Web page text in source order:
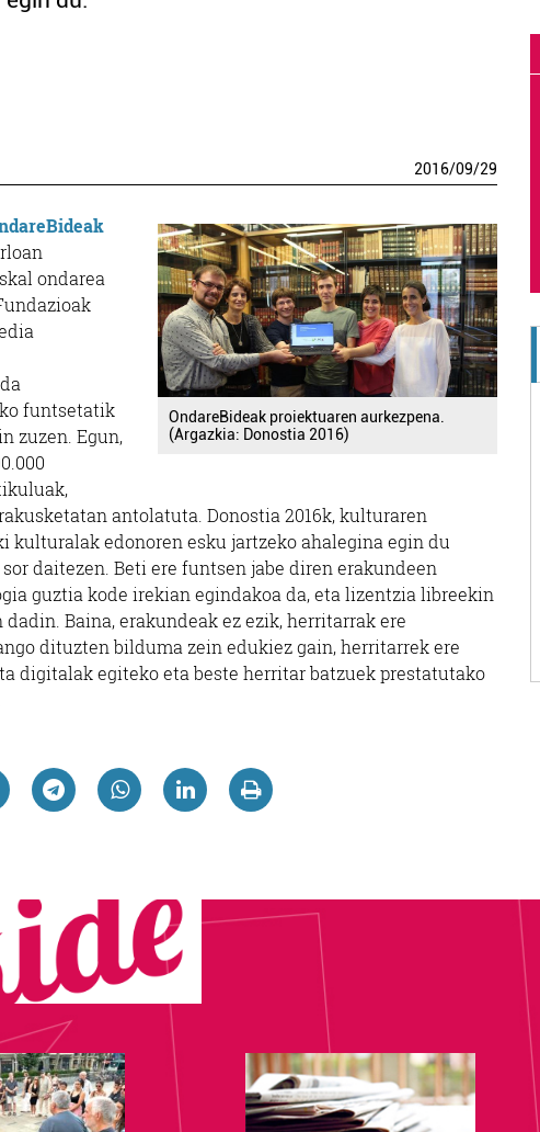
2016/09/29
OndareBideak proiektuaren aurkezpena.
(Argazkia: Donostia 2016)
ondarea
funtsetatik
zuzen. Egun,
antolatuta. Donostia 2016k, kulturaren
kulturalak edonoren esku jartzeko ahalegina egin du
daitezen. Beti ere funtsen jabe diren erakundeen
guztia kode irekian egindakoa da, eta lizentzia libreekin
Baina, erakundeak ez ezik, herritarrak ere
dituzten bilduma zein edukiez gain, herritarrek ere
digitalak egiteko eta beste herritar batzuek prestatutako